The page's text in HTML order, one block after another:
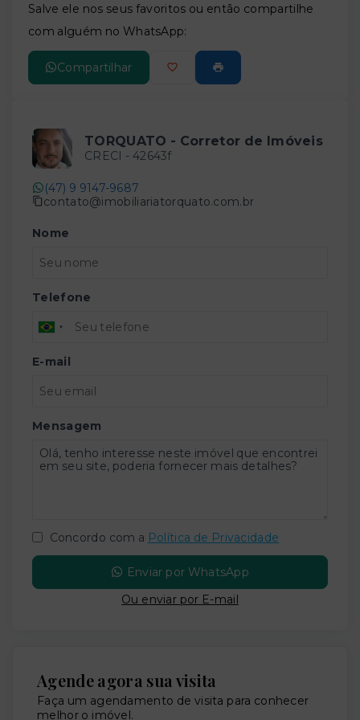
Salve ele nos seus favoritos ou então compartilhe
com alguém no WhatsApp:
Compartilhar
TORQUATO - Corretor de Imóveis
CRECI - 42643f
(47) 9 9147-9687
contato@imobiliariatorquato.com.br
Nome
Telefone
E-mail
Mensagem
Concordo com a Política de Privacidade
Enviar por WhatsApp
Ou enviar por E-mail
Agende agora sua visita
Faça um agendamento de visita para conhecer
melhor o imóvel.